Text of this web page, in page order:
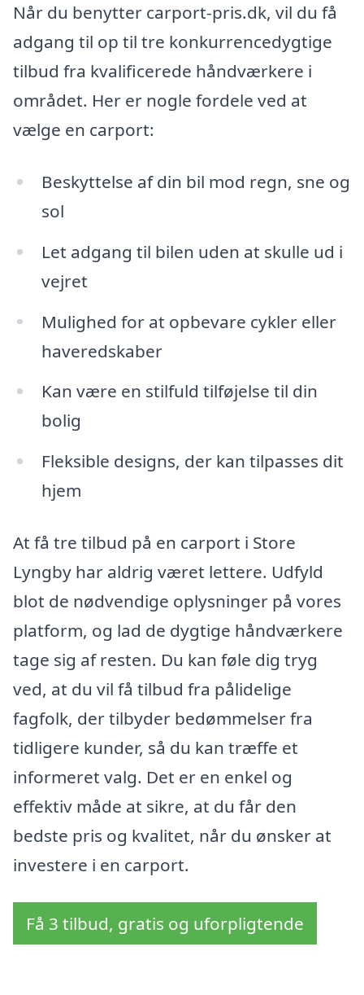
Når du benytter carport-pris.dk, vil du få
adgang til op til tre konkurrencedygtige
tilbud fra kvalificerede håndværkere i
området. Her er nogle fordele ved at
vælge en carport:
Beskyttelse af din bil mod regn, sne og
sol
Let adgang til bilen uden at skulle ud i
vejret
Mulighed for at opbevare cykler eller
haveredskaber
Kan være en stilfuld tilføjelse til din
bolig
Fleksible designs, der kan tilpasses dit
hjem
At få tre tilbud på en carport i Store
Lyngby har aldrig været lettere. Udfyld
blot de nødvendige oplysninger på vores
platform, og lad de dygtige håndværkere
tage sig af resten. Du kan føle dig tryg
ved, at du vil få tilbud fra pålidelige
fagfolk, der tilbyder bedømmelser fra
tidligere kunder, så du kan træffe et
informeret valg. Det er en enkel og
effektiv måde at sikre, at du får den
bedste pris og kvalitet, når du ønsker at
investere i en carport.
Få 3 tilbud, gratis og uforpligtende